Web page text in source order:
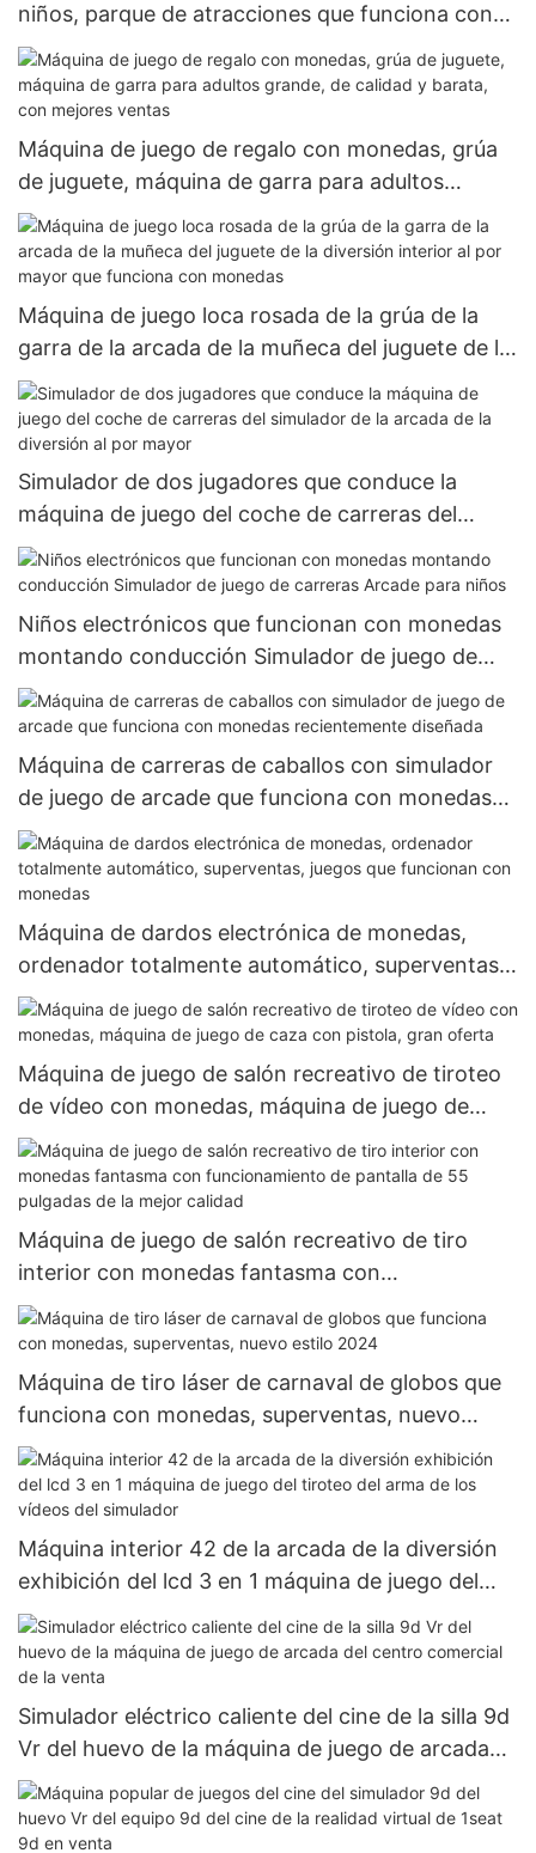
niños, parque de atracciones que funciona con
monedas, Vintage, a la venta
Máquina de juego de regalo con monedas, grúa
de juguete, máquina de garra para adultos
grande, de calidad y barata, con mejores ventas
Máquina de juego loca rosada de la grúa de la
garra de la arcada de la muñeca del juguete de la
diversión interior al por mayor que funciona con
monedas
Simulador de dos jugadores que conduce la
máquina de juego del coche de carreras del
simulador de la arcada de la diversión al por
mayor
Niños electrónicos que funcionan con monedas
montando conducción Simulador de juego de
carreras Arcade para niños
Máquina de carreras de caballos con simulador
de juego de arcade que funciona con monedas
recientemente diseñada
Máquina de dardos electrónica de monedas,
ordenador totalmente automático, superventas,
juegos que funcionan con monedas
Máquina de juego de salón recreativo de tiroteo
de vídeo con monedas, máquina de juego de
caza con pistola, gran oferta
Máquina de juego de salón recreativo de tiro
interior con monedas fantasma con
funcionamiento de pantalla de 55 pulgadas de la
mejor calidad
Máquina de tiro láser de carnaval de globos que
funciona con monedas, superventas, nuevo
estilo 2024
Máquina interior 42 de la arcada de la diversión
exhibición del lcd 3 en 1 máquina de juego del
tiroteo del arma de los vídeos del simulador
Simulador eléctrico caliente del cine de la silla 9d
Vr del huevo de la máquina de juego de arcada
del centro comercial de la venta